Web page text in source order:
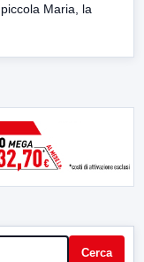
Maria, la
Cerca